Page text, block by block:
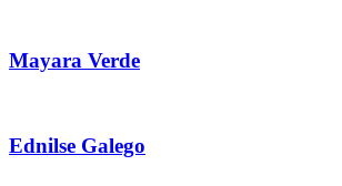
Mayara Verde
Ednilse Galego